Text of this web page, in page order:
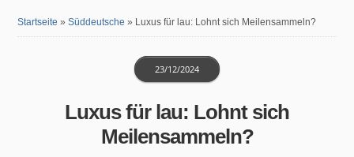
Startseite »Süddeutsche » Luxus für lau: Lohnt sich Meilensammeln?
Luxus für lau: Lohnt sich
Meilensammeln?
23/12/2024